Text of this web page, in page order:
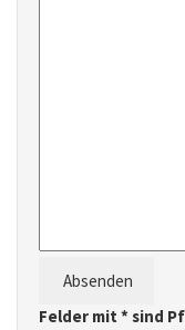
Absenden
Felder mit * sind